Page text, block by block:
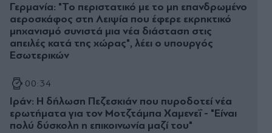
Γερμανία: "Το περιστατικό με το μη επανδρωμένο
αεροσκάφος στη Λειψία που έφερε εκρηκτικό
μηχανισμό συνιστά μια νέα διάσταση στις
απειλές κατά της χώρας", λέει ο υπουργός
Εσωτερικών
00:34
Ιράν: Η δήλωση Πεζεσκιάν που πυροδοτεί νέα
ερωτήματα για τον Μοτζτάμπα Χαμενεΐ - "Είναι
πολύ δύσκολη η επικοινωνία μαζί του"